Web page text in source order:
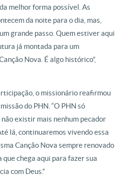
melhor forma possível. As
da noite para o dia, mas,
grande passo. Quem estiver aqui
já montada para um
Nova. É algo histórico”,
o missionário reafirmou
do PHN. “O PHN só
existir mais nenhum pecador
lá, continuaremos vivendo essa
Canção Nova sempre renovado
que chega aqui para fazer sua
com Deus.”